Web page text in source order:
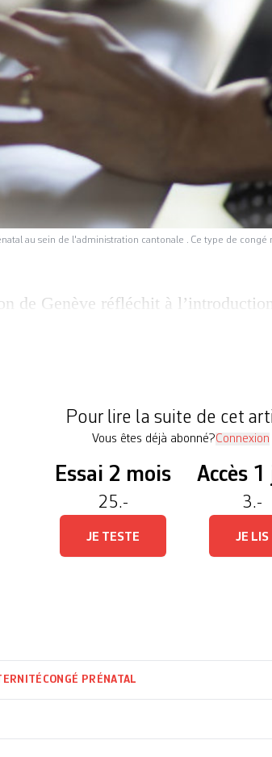
au sein de l'administration cantonale . Ce type de congé
de Genève réfléchit à
Pour lire la suite de cet
Vous êtes déjà abonné?Connexion
Essai 2 mois
25.-
JE TESTE
Accès
3.-
JE LIS
CONGÉ PRÉNATAL